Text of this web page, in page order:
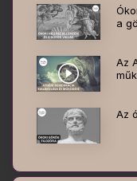
a
Az
Az